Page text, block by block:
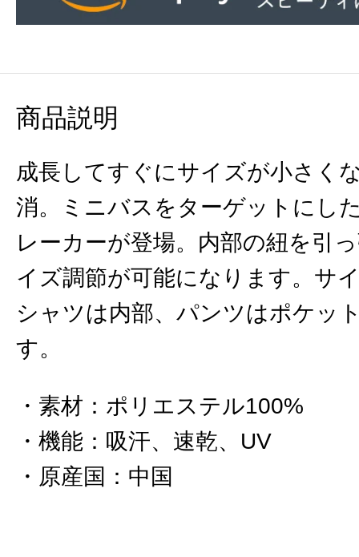
商品説明
成長してすぐにサイズが小さく
消。ミニバスをターゲットにし
レーカーが登場。内部の紐を引
イズ調節が可能になります。サ
シャツは内部、パンツはポケッ
す。
素材 ： ポリエステル100%
機能 ： 吸汗、速乾、UV
原産国 ： 中国